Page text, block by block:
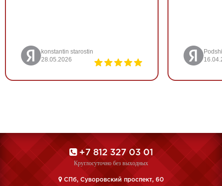
konstantin starostin
28.05.2026
+7 812 327 03 01
Круглосуточно без выходных
CПб, Суворовский проспект, 60